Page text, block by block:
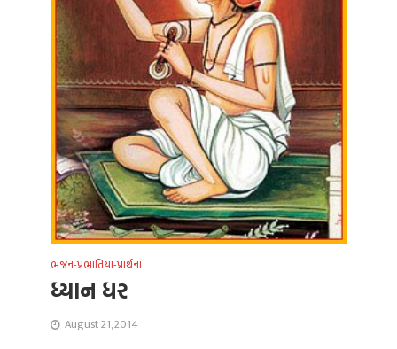
ભજન-પ્રભાતિયા-પ્રાર્થના
ધ્યાન ધર
August 21, 2014